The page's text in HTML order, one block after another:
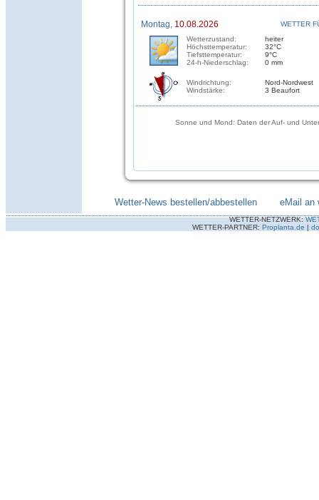
Montag, 10.08.2026
WETTER
Wetterzustand:
Höchsttemperatur:
Tiefsttemperatur:
24-h-Niederschlag:
heiter
32°C
9°C
0 mm
Windrichtung:
Windstärke:
Nord-Nordwest
3 Beaufort
Sonne und Mond: Daten der Auf- und
Wetter-News bestellen/abbestellen eMail an
WETTER-NETZWERK:
WETTER-PARTNER: Proplanta.de |